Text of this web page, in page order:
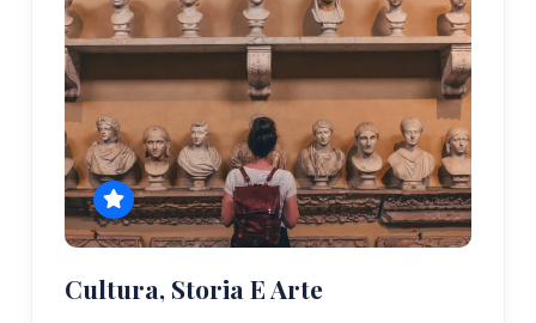
Cultura, Storia E Arte